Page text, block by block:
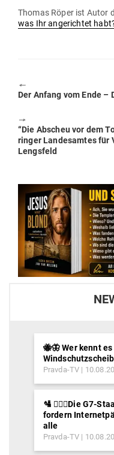
Thomas Röper ist Autor
was Ihr ange­richtet
🠔
Previous
Der Anfang vom Ende –
🠖
Next
post:
“Die Abscheu vor dem
ringer Lan­des­amtes für
Lengsfeld
🐝🦋 Wer kennt
Pravda-TV
🛂 ⛓️‍👮‍♂️Die G7-
fordern
alle
Pravda-TV